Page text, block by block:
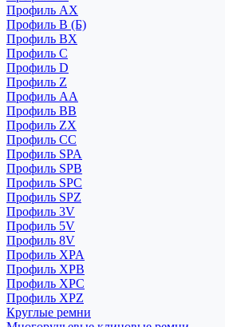
Профиль AX
Профиль B (Б)
Профиль BX
Профиль C
Профиль D
Профиль Z
Профиль АА
Профиль BB
Профиль ZX
Профиль CC
Профиль SPA
Профиль SPB
Профиль SPC
Профиль SPZ
Профиль 3V
Профиль 5V
Профиль 8V
Профиль XPA
Профиль XPB
Профиль XPC
Профиль XPZ
Круглые ремни